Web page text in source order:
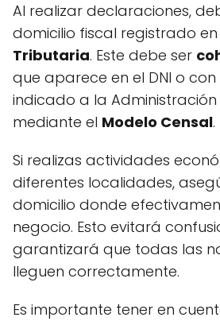
Al realizar declaraciones,
domicilio fiscal registrado en
Tributaria. Este debe ser
que aparece en el DNI o
indicado a la
mediante el Modelo Censal.
Si realizas actividades
diferentes localidades,
domicilio donde
negocio. Esto evitará
garantizará que todas las
lleguen correctamente.
Es importante tener en